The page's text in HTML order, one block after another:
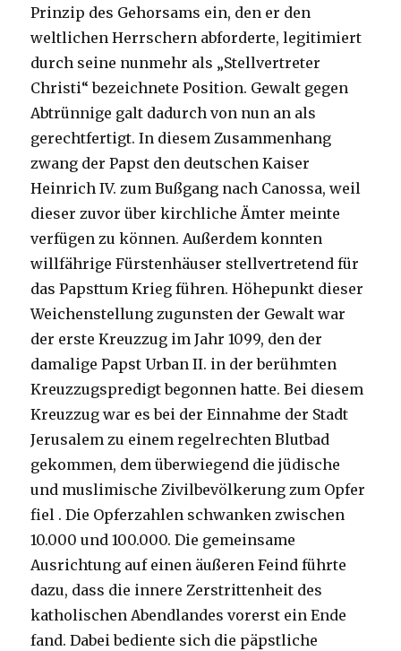
Prinzip des Gehorsams ein, den er den
weltlichen Herrschern abforderte, legitimiert
durch seine nunmehr als „Stellvertreter
Christi“ bezeichnete Position. Gewalt gegen
Abtrünnige galt dadurch von nun an als
gerechtfertigt.In diesem Zusammenhang
zwang der Papst den deutschen Kaiser
Heinrich IV. zum Bußgang nach Canossa, weil
dieser zuvor über kirchliche Ämter meinte
verfügen zu können. Außerdem konnten
willfährige Fürstenhäuser stellvertretend für
das Papsttum Krieg führen. Höhepunkt dieser
Weichenstellung zugunsten der Gewalt war
der erste Kreuzzug im Jahr 1099, den der
damalige Papst Urban II. in der berühmten
Kreuzzugspredigt begonnen hatte. Bei diesem
Kreuzzug war es bei der Einnahme der Stadt
Jerusalem zu einem regelrechten Blutbad
gekommen, dem überwiegend die jüdische
und muslimische Zivilbevölkerung zum Opfer
fiel . Die Opferzahlen schwanken zwischen
10.000 und 100.000. Die gemeinsame
Ausrichtung auf einen äußeren Feind führte
dazu, dass die innere Zerstrittenheit des
katholischen Abendlandes vorerst ein Ende
fand. Dabei bediente sich die päpstliche